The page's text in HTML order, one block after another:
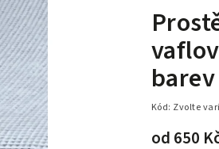
Kód: Zvolte
od 650